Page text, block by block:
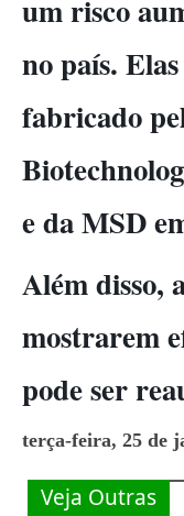
um risco
no país.
fabricado
e da MSD
Além disso,
mostrarem
pode ser
terça-feira, 25 de
Veja Outras